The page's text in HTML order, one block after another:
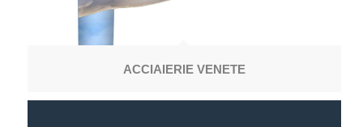
ACCIAIERIE VENETE